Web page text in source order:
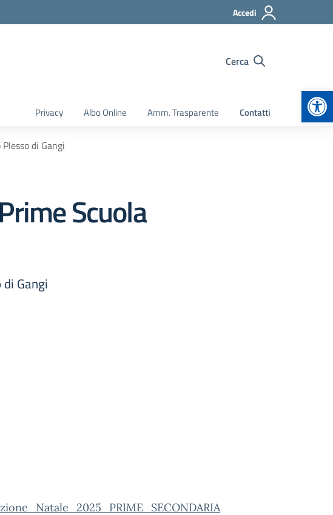
Accedi
Cerca
Privacy Albo Online Amm. Trasparente Contatti
di Gangi
Scuola
Gangi